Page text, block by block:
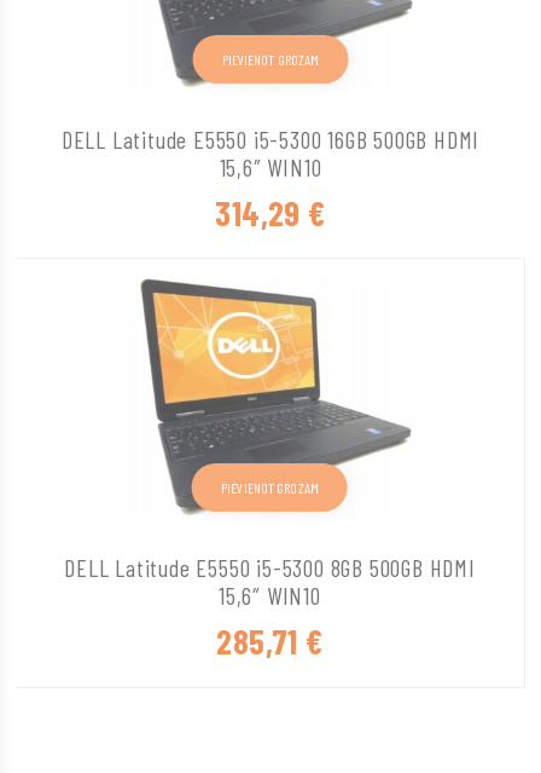
DELL Latitude E5550 i5-5300 16GB 500GB HDMI
15,6″ WIN10
314,29 €
PIEVIENOT GROZAM
DELL Latitude E5550 i5-5300 8GB 500GB HDMI
15,6″ WIN10
285,71 €
PIEVIENOT GROZAM